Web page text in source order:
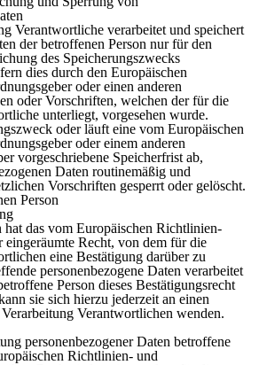
Verantwortliche verarbeitet und speichert
der betroffenen Person nur für den
des Speicherungszwecks
dies durch den Europäischen
oder einen anderen
oder Vorschriften, welchen der für die
unterliegt, vorgesehen wurde.
oder läuft eine vom Europäischen
oder einem anderen
vorgeschriebene Speicherfrist ab,
Daten routinemäßig und
Vorschriften gesperrt oder gelöscht.
Person
hat das vom Europäischen Richtlinien-
eingeräumte Recht, von dem für die
eine Bestätigung darüber zu
personenbezogene Daten verarbeitet
Person dieses Bestätigungsrecht
sie sich hierzu jederzeit an einen
Verantwortlichen wenden.
personenbezogener Daten betroffene
Richtlinien- und